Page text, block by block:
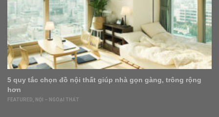
Những dụng cụ nấu ăn khiến bạn muốn xắn tay vào bếp
FEATURED